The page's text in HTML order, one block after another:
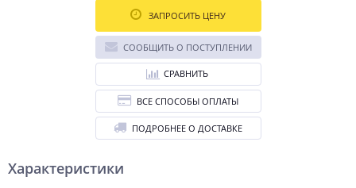
Характеристики
ЗАПРОСИТЬ ЦЕНУ
СООБЩИТЬ О ПОСТУПЛЕНИИ
СРАВНИТЬ
ВСЕ СПОСОБЫ ОПЛАТЫ
ПОДРОБНЕЕ О ДОСТАВКЕ